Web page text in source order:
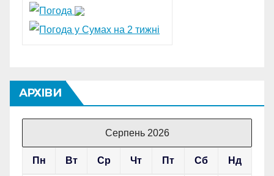
АРХІВИ
Серпень 2026
Пн Вт Ср Чт Пт Сб Нд